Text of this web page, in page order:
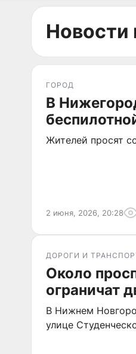
Новости
ГОРОД
В
Жителей просят
2 июня, 2026, 20:28
ДОРОГИ И
Около
ограничат
В Нижнем
улице